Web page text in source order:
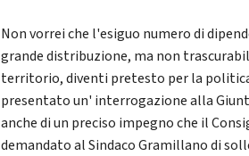
Non vorrei che l'esiguo numero di
grande distribuzione, ma non
territorio, diventi pretesto per la
presentato un' interrogazione alla
anche di un preciso impegno che il
demandato al Sindaco Gramillano di